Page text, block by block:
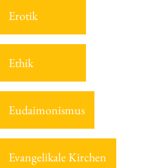
Erotik
Ethik
Eudaimonismus
Evangelikale Kirchen